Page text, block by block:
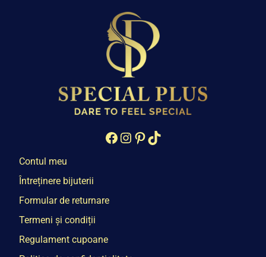
Facebook
Instagram
Pinterest
TikTok
Contul meu
Întreținere bijuterii
Formular de returnare
Termeni și condiții
Regulament cupoane